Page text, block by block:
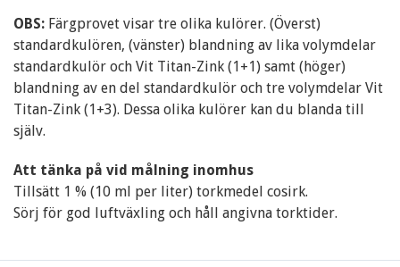
OBS: Färgprovet visar tre olika kulörer. (Överst)
standardkulören, (vänster) blandning av lika volymdelar
standardkulör och Vit Titan-Zink (1+1) samt (höger)
blandning av en del standardkulör och tre volymdelar Vit
Titan-Zink (1+3). Dessa olika kulörer kan du blanda till
själv.
Att tänka på vid målning inomhus
Tillsätt 1 % (10 ml per liter) torkmedel cosirk.
Sörj för god luftväxling och håll angivna torktider.